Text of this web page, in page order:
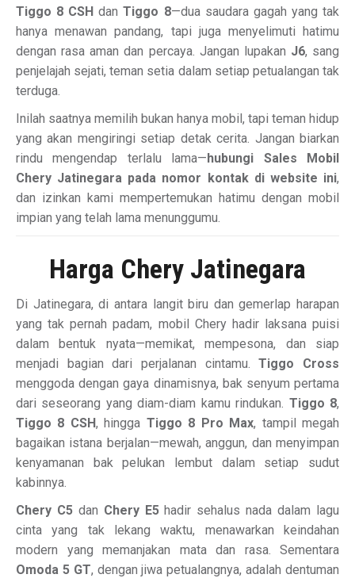
Tiggo 8 CSH danTiggo 8—dua saudara gagah yang tak
hanya menawan pandang, tapi juga menyelimuti hatimu
dengan rasa aman dan percaya. Jangan lupakan J6, sang
penjelajah sejati, teman setia dalam setiap petualangan tak
terduga.
Inilah saatnya memilih bukan hanya mobil, tapi teman hidup
yang akan mengiringi setiap detak cerita. Jangan biarkan
rindu mengendap terlalu lama—hubungi Sales Mobil
Chery Jatinegara pada nomor kontak di website ini,
dan izinkan kami mempertemukan hatimu dengan mobil
impian yang telah lama menunggumu.
Harga Chery Jatinegara
Di Jatinegara, di antara langit biru dan gemerlap harapan
yang tak pernah padam, mobil Chery hadir laksana puisi
dalam bentuk nyata—memikat, mempesona, dan siap
menjadi bagian dari perjalanan cintamu.Tiggo Cross
menggoda dengan gaya dinamisnya, bak senyum pertama
dari seseorang yang diam-diam kamu rindukan. Tiggo 8,
Tiggo 8 CSH, hingga Tiggo 8 Pro Max, tampil megah
bagaikan istana berjalan—mewah, anggun, dan menyimpan
kenyamanan bak pelukan lembut dalam setiap sudut
kabinnya.
Chery C5dan Chery E5hadir sehalus nada dalam lagu
cinta yang tak lekang waktu, menawarkan keindahan
modern yang memanjakan mata dan rasa. Sementara
Omoda 5 GT, dengan jiwa petualangnya, adalah dentuman